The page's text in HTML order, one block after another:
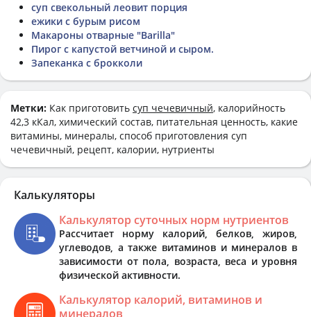
суп свекольный леовит порция
ежики с бурым рисом
Макароны отварные "Barilla"
Пирог с капустой ветчиной и сыром.
Запеканка с брокколи
Метки: Как приготовить суп чечевичный, калорийность
42,3 кКал, химический состав, питательная ценность, какие
витамины, минералы, способ приготовления суп
чечевичный, рецепт, калории, нутриенты
Калькуляторы
Калькулятор суточных норм нутриентов
Рассчитает норму калорий, белков, жиров,
углеводов, а также витаминов и минералов в
зависимости от пола, возраста, веса и уровня
физической активности.
Калькулятор калорий, витаминов и
минералов